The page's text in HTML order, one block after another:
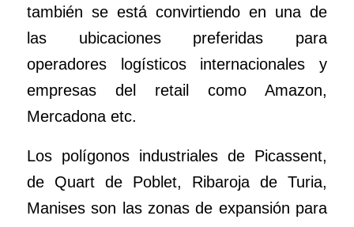
también se está convirtiendo en una de
las ubicaciones preferidas para
operadores logísticos internacionales y
empresas del retail como Amazon,
Mercadona etc.
Los polígonos industriales de Picassent,
de Quart de Poblet, Ribaroja de Turia,
Manises son las zonas de expansión para